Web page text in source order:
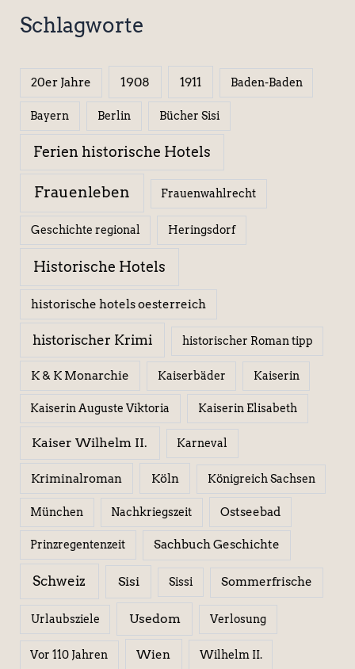
Schlagworte
20er Jahre 1908 1911 Baden-Baden
Bayern Berlin Bücher Sisi
Ferien historische Hotels
Frauenleben Frauenwahlrecht
Geschichte regional Heringsdorf
Historische Hotels
historische hotels oesterreich
historischer Krimi historischer Roman tipp
K & K Monarchie Kaiserbäder Kaiserin
Kaiserin Auguste Viktoria Kaiserin Elisabeth
Kaiser Wilhelm II. Karneval
Kriminalroman Köln Königreich Sachsen
München Nachkriegszeit Ostseebad
Prinzregentenzeit Sachbuch Geschichte
Schweiz Sisi Sissi Sommerfrische
Urlaubsziele Usedom Verlosung
Vor 110 Jahren Wien Wilhelm II.